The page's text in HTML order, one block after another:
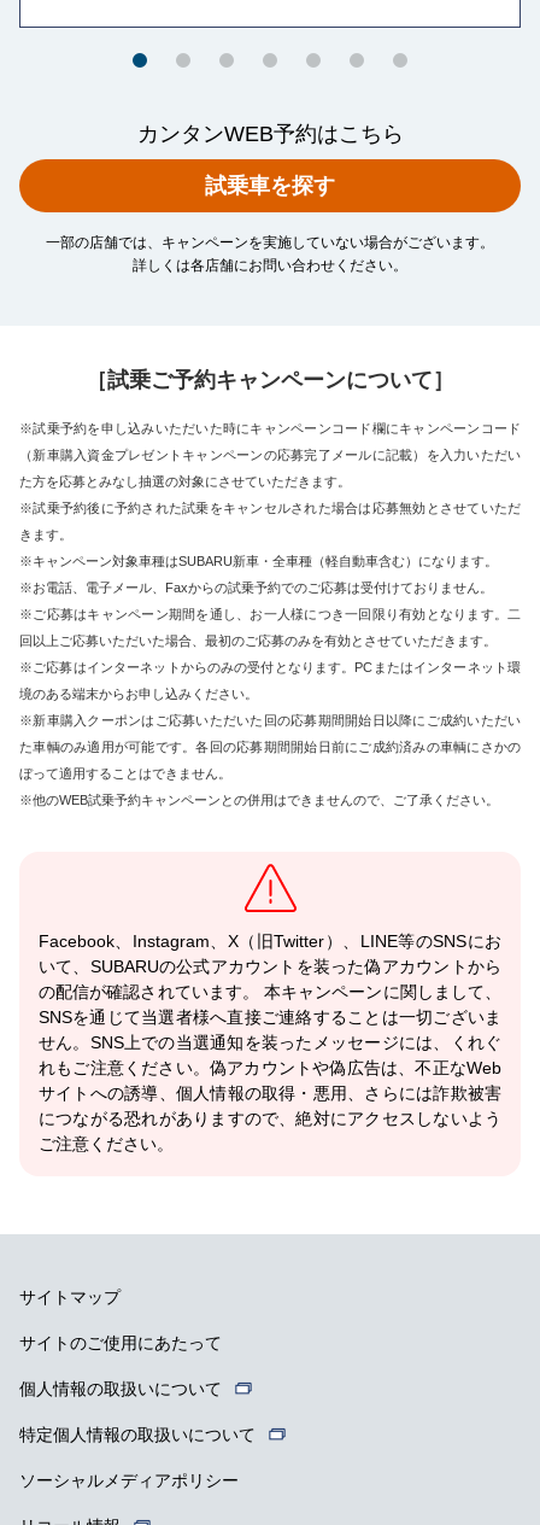
カンタンWEB予約はこちら
試乗車を探す
一部の店舗では、キャンペーンを実施していない場合がございます。
詳しくは各店舗にお問い合わせください。
［試乗ご予約キャンペーンについて］
※試乗予約を申し込みいただいた時にキャンペーンコード欄にキャンペーンコード
（新車購入資金プレゼントキャンペーンの応募完了メールに記載）を入力いただい
た方を応募とみなし抽選の対象にさせていただきます。
※試乗予約後に予約された試乗をキャンセルされた場合は応募無効とさせていただ
きます。
※キャンペーン対象車種はSUBARU新車・全車種（軽自動車含む）になります。
※お電話、電子メール、Faxからの試乗予約でのご応募は受付けておりません。
※ご応募はキャンペーン期間を通し、お一人様につき一回限り有効となります。二
回以上ご応募いただいた場合、最初のご応募のみを有効とさせていただきます。
※ご応募はインターネットからのみの受付となります。PCまたはインターネット環
境のある端末からお申し込みください。
※新車購入クーポンはご応募いただいた回の応募期間開始日以降にご成約いただい
た車輌のみ適用が可能です。各回の応募期間開始日前にご成約済みの車輌にさかの
ぼって適用することはできません。
※他のWEB試乗予約キャンペーンとの併用はできませんので、ご了承ください。
Facebook、Instagram、X（旧Twitter）、LINE等のSNSにお
いて、SUBARUの公式アカウントを装った偽アカウントから
の配信が確認されています。 本キャンペーンに関しまして、
SNSを通じて当選者様へ直接ご連絡することは一切ございま
せん。SNS上での当選通知を装ったメッセージには、くれぐ
れもご注意ください。偽アカウントや偽広告は、不正なWeb
サイトへの誘導、個人情報の取得・悪用、さらには詐欺被害
につながる恐れがありますので、絶対にアクセスしないよう
ご注意ください。
サイトマップ
サイトのご使用にあたって
個人情報の取扱いについて
特定個人情報の取扱いについて
ソーシャルメディアポリシー